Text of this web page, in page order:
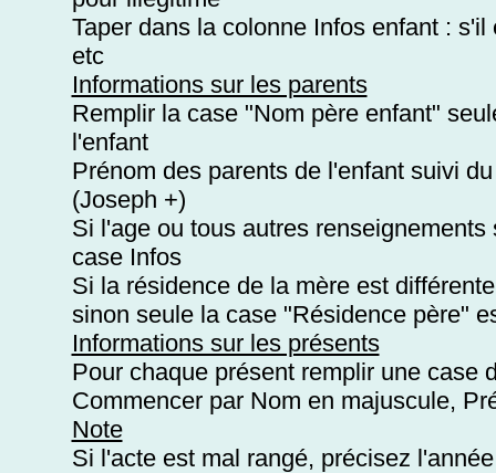
Taper dans la colonne Infos enfant :
etc
Informations sur les parents
Remplir la case "Nom père enfant"
l'enfant
Prénom des parents de l'enfant suivi
(Joseph +)
Si l'age ou tous autres
case Infos
Si la résidence de la mère est
sinon seule la case "Résidence père"
Informations sur les présents
Pour chaque présent remplir une case
Commencer par Nom en majuscule,
Note
Si l'acte est mal rangé, précisez